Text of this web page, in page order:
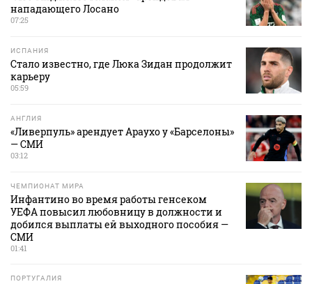
нападающего Лосано
07:25
ИСПАНИЯ
Стало известно, где Люка Зидан продолжит
карьеру
05:59
АНГЛИЯ
«Ливерпуль» арендует Араухо у «Барселоны»
— СМИ
03:12
ЧЕМПИОНАТ МИРА
Инфантино во время работы генсеком
УЕФА повысил любовницу в должности и
добился выплаты ей выходного пособия —
СМИ
01:41
ПОРТУГАЛИЯ